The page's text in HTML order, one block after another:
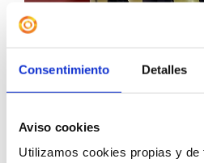
Consentimiento Detalles
Aviso cookies
Utilizamos cookies propias y